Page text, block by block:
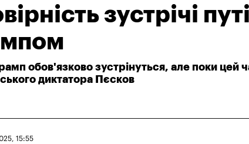
зустрічі
обов'язково зустрінуться, але поки цей
диктатора Пєсков
15:55